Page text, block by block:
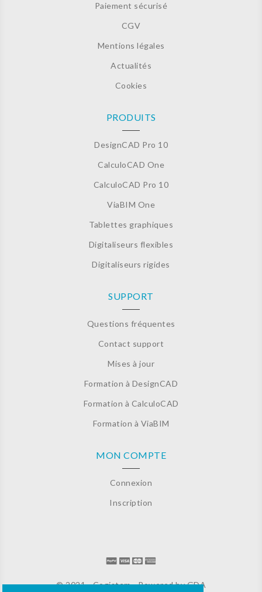
Paiement sécurisé
CGV
Mentions légales
Actualités
Cookies
PRODUITS
DesignCAD Pro 10
CalculoCAD One
CalculoCAD Pro 10
ViaBIM One
Tablettes graphiques
Digitaliseurs flexibles
Digitaliseurs rigides
SUPPORT
Questions fréquentes
Contact support
Mises à jour
Formation à DesignCAD
Formation à CalculoCAD
Formation à ViaBIM
MON COMPTE
Connexion
Inscription
© 2021 - Cogistem - Powered byGDA